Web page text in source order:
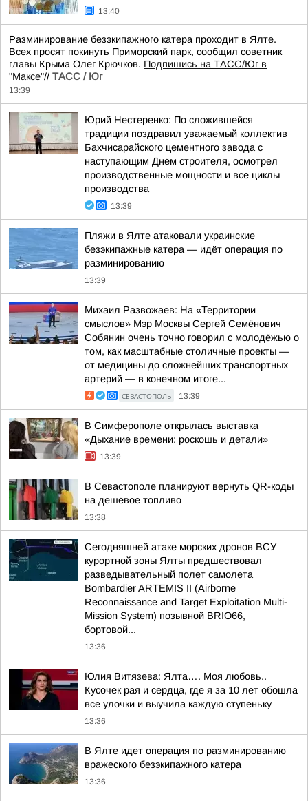
13:40
Разминирование безэкипажного катера проходит в Ялте.
Всех просят покинуть Приморский парк, сообщил советник
главы Крыма Олег Крючков. Подпишись на ТАСС/Юг в
"Максе"// ТАСС / Юг
13:39
Юрий Нестеренко: По сложившейся
традиции поздравил уважаемый коллектив
Бахчисарайского цементного завода с
наступающим Днём строителя, осмотрел
производственные мощности и все циклы
производства
13:39
Пляжи в Ялте атаковали украинские
безэкипажные катера — идёт операция по
разминированию
13:39
Михаил Развожаев: На «Территории
смыслов» Мэр Москвы Сергей Семёнович
Собянин очень точно говорил с молодёжью о
том, как масштабные столичные проекты —
от медицины до сложнейших транспортных
артерий — в конечном итоге...
СЕВАСТОПОЛЬ 13:39
В Симферополе открылась выставка
«Дыхание времени: роскошь и детали»
13:39
В Севастополе планируют вернуть QR-коды
на дешёвое топливо
13:38
Сегодняшней атаке морских дронов ВСУ
курортной зоны Ялты предшествовал
разведывательный полет самолета
Bombardier ARTEMIS II (Airborne
Reconnaissance and Target Exploitation Multi-
Mission System) позывной BRIO66,
бортовой...
13:36
Юлия Витязева: Ялта…. Моя любовь..
Кусочек рая и сердца, где я за 10 лет обошла
все улочки и выучила каждую ступеньку
13:36
В Ялте идет операция по разминированию
вражеского безэкипажного катера
13:36